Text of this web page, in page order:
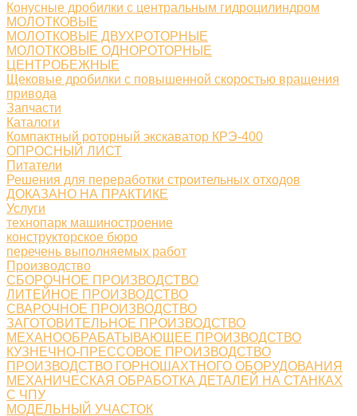
Конусные дробилки с центральным гидроцилиндром
МОЛОТКОВЫЕ
МОЛОТКОВЫЕ ДВУХРОТОРНЫЕ
МОЛОТКОВЫЕ ОДНОРОТОРНЫЕ
ЦЕНТРОБЕЖНЫЕ
Щековые дробилки с повышенной скоростью вращения
привода
Запчасти
Каталоги
Компактный роторный экскаватор КРЭ-400
ОПРОСНЫЙ ЛИСТ
Питатели
Решения для переработки строительных отходов
ДОКАЗАНО НА ПРАКТИКЕ
Услуги
технопарк машиностроение
конструкторское бюро
перечень выполняемых работ
Производство
СБОРОЧНОЕ ПРОИЗВОДСТВО
ЛИТЕЙНОЕ ПРОИЗВОДСТВО
СВАРОЧНОЕ ПРОИЗВОДСТВО
ЗАГОТОВИТЕЛЬНОЕ ПРОИЗВОДСТВО
МЕХАНООБРАБАТЫВАЮЩЕЕ ПРОИЗВОДСТВО
КУЗНЕЧНО-ПРЕССОВОЕ ПРОИЗВОДСТВО
ПРОИЗВОДСТВО ГОРНОШАХТНОГО ОБОРУДОВАНИЯ
МЕХАНИЧЕСКАЯ ОБРАБОТКА ДЕТАЛЕЙ НА СТАНКАХ
С ЧПУ
МОДЕЛЬНЫЙ УЧАСТОК